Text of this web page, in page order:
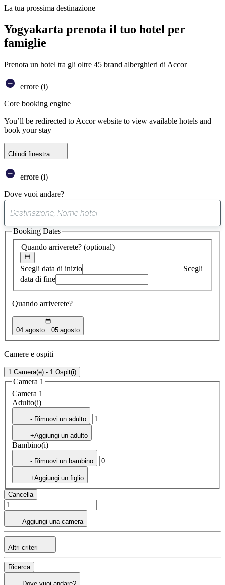
La tua prossima destinazione
Yogyakarta prenota il tuo hotel per
famiglie
Prenota un hotel tra gli oltre 45 brand alberghieri di Accor
errore (i)
Core booking engine
You’ll be redirected to Accor website to view available hotels and
book your stay
Chiudi finestra
errore (i)
Dove vuoi andare?
suggerimento
trovato
Quando arriverete? (optional)
Scegli data di inizio
Scegli
data di fine
Quando arriverete?
04 agosto 05 agosto
Booking Dates
Camere e ospiti
1 Camera(e) - 1 Ospit(i)
Camera 1
Camera 1
Adulto(i)
- Rimuovi un adulto
+Aggiungi un adulto
Bambino(i)
- Rimuovi un bambino
+Aggiungi un figlio
Cancella
Aggiungi una camera
Altri criteri
Ricerca